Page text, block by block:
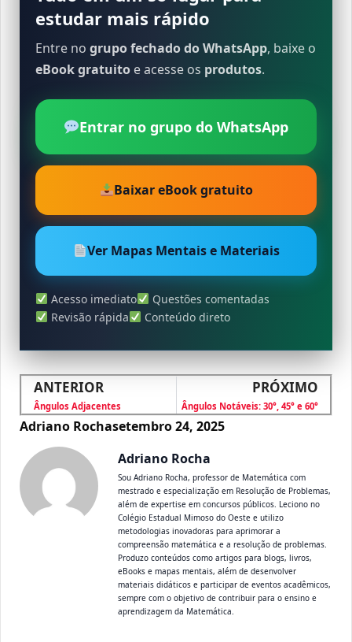
estudar mais rápido
Entre no grupo fechado do WhatsApp, baixe o
eBook gratuito e acesse os produtos.
Entrar no grupo do WhatsApp
Baixar eBook gratuito
Ver Mapas Mentais e Materiais
Acesso imediato
Questões comentadas
Revisão rápida
Conteúdo direto
ANTERIOR
Ângulos Adjacentes
PRÓXIMO
Ângulos Notáveis: 30°, 45° e 60°
Adriano Rochasetembro 24, 2025
Adriano Rocha
Sou Adriano Rocha, professor de Matemática com
mestrado e especialização em Resolução de Problemas,
além de expertise em concursos públicos. Leciono no
Colégio Estadual Mimoso do Oeste e utilizo
metodologias inovadoras para aprimorar a
compreensão matemática e a resolução de problemas.
Produzo conteúdos como artigos para blogs, livros,
eBooks e mapas mentais, além de desenvolver
materiais didáticos e participar de eventos acadêmicos,
sempre com o objetivo de contribuir para o ensino e
aprendizagem da Matemática.